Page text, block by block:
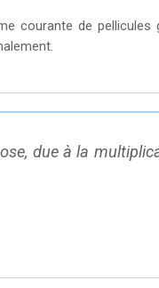
courante de
due à la